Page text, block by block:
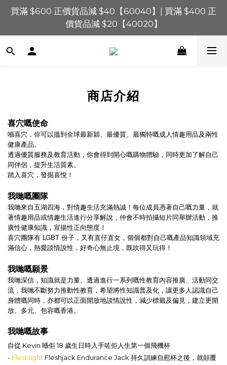
買滿 $1,200 正價貨品減 $120【1200120】| 買滿
$900 正價貨品減 $80！【90080】
買滿 $600 正價貨品減 $40【60040】| 買滿 $400 正
價貨品減 $20【40020】
買滿 $1,200 正價貨品減 $120【1200120】| 買滿
商店介紹
喜穴嘅使命
喺喜穴，你可以搵到全球最新穎、最優質、最獨特嘅成人情趣用品及兩性
健康產品。
透過優質服務及教育活動，你會得到開心嘅購物體驗，同時更加了解自己
同伴侶，提升生活質素。
踏入喜穴，發掘喜悅！
我哋嘅團隊
我哋來自五湖四海，對情趣生活充滿熱誠！每位成員憑著自己嘅力量，就
著情趣用品或情趣生活進行分享解說，仲會不時拍攝短片同舉辦活動，推
廣性健康知識，宣揚性正向態度！
喜穴團隊有 LGBT 份子，又有直仔直女，個個都對自己嘅產品知識領域充
滿信心，熱愛談情說性，好奇心無止境，既吹得又玩得！
我哋嘅願景
我哋深信，知識就是力量。透過進行一系列嘅性教育內容推廣、活動同交
流，我哋不斷努力推動性教育，希望將性知識普及化，讓更多人認識自己
身體嘅同時，亦都可以正面開放地談情說性，減少標籤及偏見，建立更開
放、多元、包容嘅香港。
我哋嘅故事
自從 Kevin 喺佢 18 歲生日時入手咗佢人生第一個飛機杯
- Fleshlight Fleshjack Endurance Jack 持久訓練自慰杯之後，就顛覆